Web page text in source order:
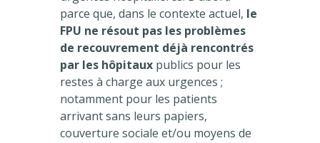
parce que, dans le contexte actuel, le
FPU ne résout pas les problèmes
de recouvrement déjà rencontrés
par les hôpitaux publics pour les
restes à charge aux urgences ;
notamment pour les patients
arrivant sans leurs papiers,
couverture sociale et/ou moyens de